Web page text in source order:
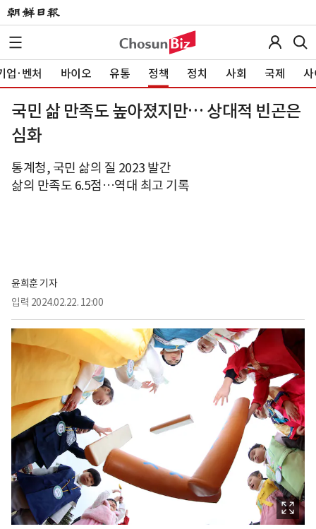
업·벤처 바이오 유통 정책 정치 사회 국제 사
국민 삶 만족도 높아졌지만… 상대적 빈곤은
심화
통계청, 국민 삶의 질 2023 발간
삶의 만족도 6.5점…역대 최고 기록
윤희훈 기자
입력 2024.02.22. 12:00